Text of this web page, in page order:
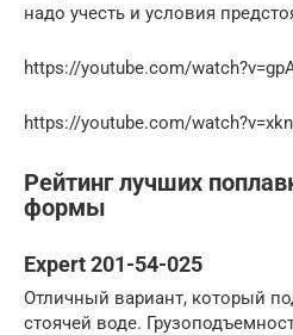
надо учесть и условия
https://youtube.com/
https://youtube.com/
Рейтинг лучших
формы
Expert 201-54-025
Отличный вариант, который
стоячей воде.